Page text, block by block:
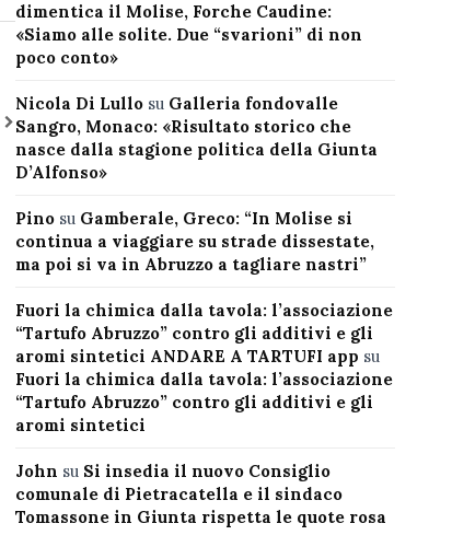
dimentica il Molise, Forche Caudine:
«Siamo alle solite. Due “svarioni” di non
poco conto»
Nicola Di Lullosu Galleria fondovalle
Sangro, Monaco: «Risultato storico che
nasce dalla stagione politica della Giunta
D’Alfonso»
Pinosu Gamberale, Greco: “In Molise si
continua a viaggiare su strade dissestate,
ma poi si va in Abruzzo a tagliare nastri”
Fuori la chimica dalla tavola: l’associazione
“Tartufo Abruzzo” contro gli additivi e gli
aromi sintetici ANDARE A TARTUFI app su
Fuori la chimica dalla tavola: l’associazione
“Tartufo Abruzzo” contro gli additivi e gli
aromi sintetici
John su Si insedia il nuovo Consiglio
comunale di Pietracatella e il sindaco
Tomassone in Giunta rispetta le quote rosa